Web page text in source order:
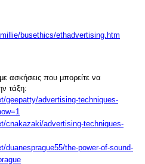
busethics/ethadvertising.htm
ασκήσεις που μπορείτε να
τάξη:
geepatty/advertising-techniques-
cnakazaki/advertising-techniques-
duanesprague55/the-power-of-sound-